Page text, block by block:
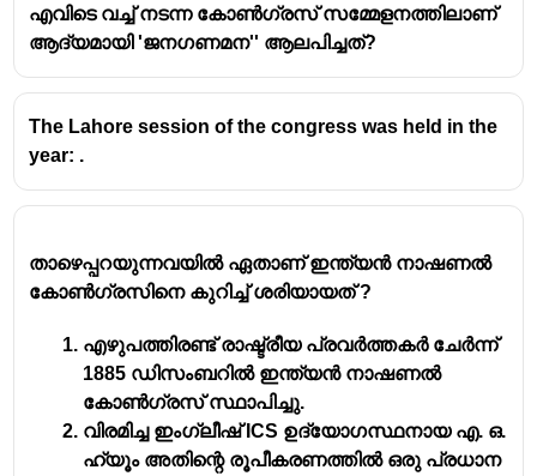
എവിടെ വച്ച് നടന്ന കോൺഗ്രസ് സമ്മേളനത്തിലാണ്
ആദ്യമായി 'ജനഗണമന'' ആലപിച്ചത്?
The Lahore session of the congress was held in the
year: .
താഴെപ്പറയുന്നവയിൽ ഏതാണ് ഇന്ത്യൻ നാഷണൽ
കോൺഗ്രസിനെ കുറിച്ച് ശരിയായത് ?
എഴുപത്തിരണ്ട് രാഷ്ട്രീയ പ്രവർത്തകർ ചേർന്ന്
1885 ഡിസംബറിൽ ഇന്ത്യൻ നാഷണൽ
കോൺഗ്രസ് സ്ഥാപിച്ചു.
വിരമിച്ച ഇംഗ്ലീഷ് ICS ഉദ്യോഗസ്ഥനായ എ. ഒ.
ഹ്യൂം അതിന്റെ രൂപീകരണത്തിൽ ഒരു പ്രധാന